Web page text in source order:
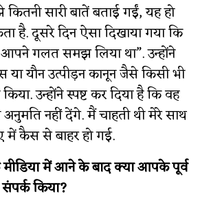
सारी बातें बताई गईं, यह हो
है. दूसरे दिन ऐसा दिखाया गया कि
गलत समझ लिया था”. उन्होंने
या यौन उत्पीड़न कानून जैसे किसी भी
उन्होंने स्पष्ट कर दिया है कि वह
नहीं देंगे. मैं चाहती थी मेरे साथ
कैस से बाहर हो गई.
में आने के बाद क्या आपके पूर्व
किया?